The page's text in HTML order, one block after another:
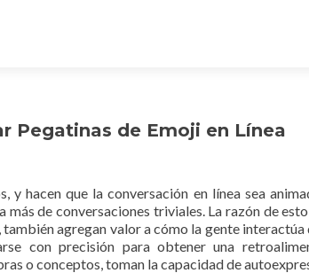
Pegatinas de Emoji en Línea
y hacen que la conversación en línea sea
más de conversaciones triviales. La razón de
agregan valor a cómo la gente
con precisión para obtener una
o conceptos, toman la capacidad de